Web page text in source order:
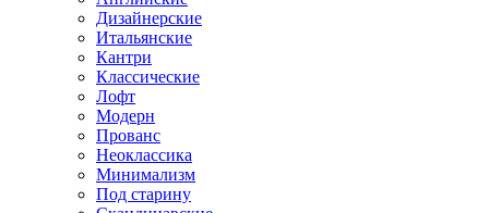
Дизайнерские
Итальянские
Кантри
Классические
Лофт
Модерн
Прованс
Неоклассика
Минимализм
Под старину